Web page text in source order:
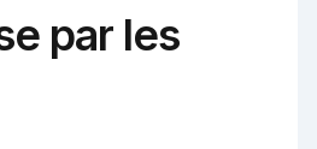
par les